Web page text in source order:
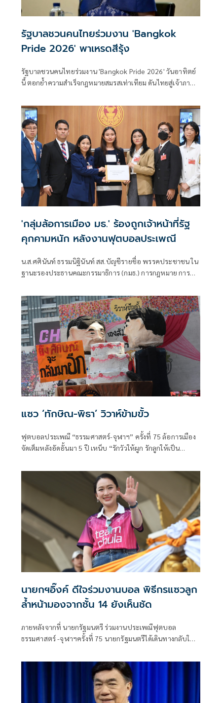
รัฐบาลชวนคนไทยร่วมงาน 'Bangkok
Pride 2026' พาเหรดสีรุ้ง
รัฐบาลชวนคนไทยร่วมงาน 'Bangkok Pride 2026' วันอาทิตย์
นี้ ตอกย้ำความสำเร็จกฎหมายสมรสเท่าเทียม ดันไทยสู่เจ้าภาพ
'กลุ่มล้อการเมือง มธ.' ร้องถูกเจ้าหน้าที่รัฐ
คุกคามหนัก หลังงานฟุตบอลประเพณี
น.ส.ศศินันท์ ธรรมนิฐินันท์ สส.บัญชีรายชื่อ พรรคประชาชน ใน
ฐานะรองประธานคณะกรรมาธิการ (กมธ.) การกฎหมาย การ
พรรคประชาชน ในฐานะโฆษกกมธ.
แซว ‘ทักษิณ-พิธา’ วิวาห์ข้ามขั้ว
ฟุตบอลประเพณี “ธรรมศาสตร์-จุฬาฯ” ครั้งที่ 75 ล้อการเมือง
จัดเต็มหลังอัดอั้นมา 5 ปี เหน็บ “รักวัวให้ผูก รักลูกให้เป็น
นายกฯอิ๊งค์ ดีใจร่วมงานบอล พิธีกรแซวลูก
ล้ำหน้ามองจากชั้น 14 ยังเห็นชัด
ภายหลังจากที่ นายกรัฐมนตรี​ ร่วมงานประเพณีฟุตบอล
ธรรมศาสตร์ -​จุฬาฯครั้งที่ 75 นายกรัฐมนตรีได้เดินทางกลับใน